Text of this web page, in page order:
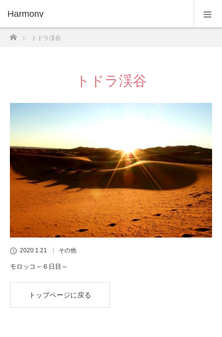
Harmony
ホーム
トドラ渓谷
トドラ渓谷
2020.1.21 その他
モロッコ～６日目～
トップページに戻る